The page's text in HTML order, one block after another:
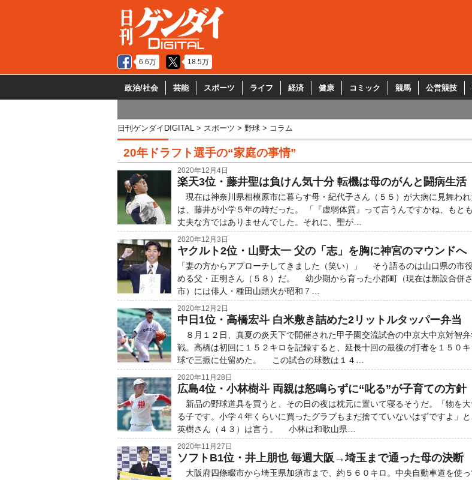
6.6万 18.5万
政治/社会 芸能 スポーツ ライフ 経済 健康 コミック 競馬 公営競技
日刊ゲンダイDIGITAL スポーツ 野球 コラム
20年ドラフト選手の“家庭の事情”
2020年12月4日
楽天3位・藤井聖は負けん気十分 転機は母のがんと闘病生活
現在は神奈川県相模原市に暮らす母・紀代子さん（５５）が大病に見舞わ
は、藤井が小学５年の時だった。 「『虚弱体質』って言うんですかね、もと
丈夫な方ではありませんでした。それに、聖が…
2020年12月3日
ヤクルト2位・山野太一 父の「志」を胸に神宮のマウンドへ
「妻の方からアプローチしてきました（笑い）」 そう語るのは山口県の市
める父・正明さん（５８）だ。 幼少期から育った小郡町（現在は新設合併
市）には俳人・種田山頭火が昭和７…
2020年12月2日
中日1位・高橋宏斗 白米敷き詰めた2リットルタッパー弁当
８月１２日、真夏の炎天下で開催された甲子園交流試合の中京大中京対智弁
戦。高橋は初回に１５２キロを記録すると、延長十回の最後の打者を１５０
球で三振に仕留めた。 この試合の球数は１４…
2020年11月28日
広島4位・小林樹斗 両親は怒鳴らずに“叱る”が子育ての方針
新品の野球道具を買うと、その日の夜は枕元に置いて寝るそうだ。「物を大
る子です。小学４年くらいに買ったグラブもまだ捨てていないはずですよ」と
英樹さん（４３）は言う。 小林は和歌山県…
2020年11月27日
ソフトB1位・井上朋也 毎週大阪→埼玉まで通った母の決断
大阪府四條畷市から埼玉県加須市まで、約５６０キロ。中央自動車道を使っ